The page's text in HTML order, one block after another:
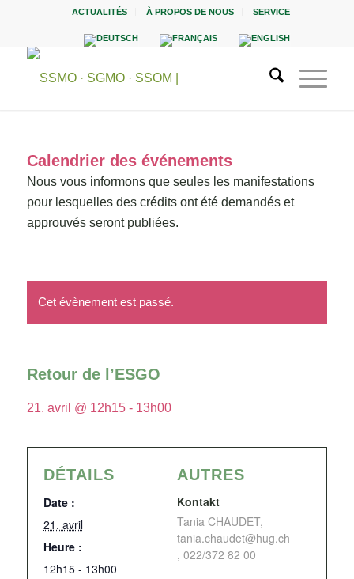
ACTUALITÉS À PROPOS DE NOUS SERVICE
Calendrier des événements
Nous vous informons que seules les manifestations
pour lesquelles des crédits ont été demandés et
approuvés seront publiées.
Cet évènement est passé.
Retour de l’ESGO
21. avril @ 12h15- 13h00
DÉTAILS
Date :
21. avril
Heure :
12h15 - 13h00
AUTRES
Kontakt
Tania CHAUDET,
tania.chaudet@hug.ch
, 022/372 82 00